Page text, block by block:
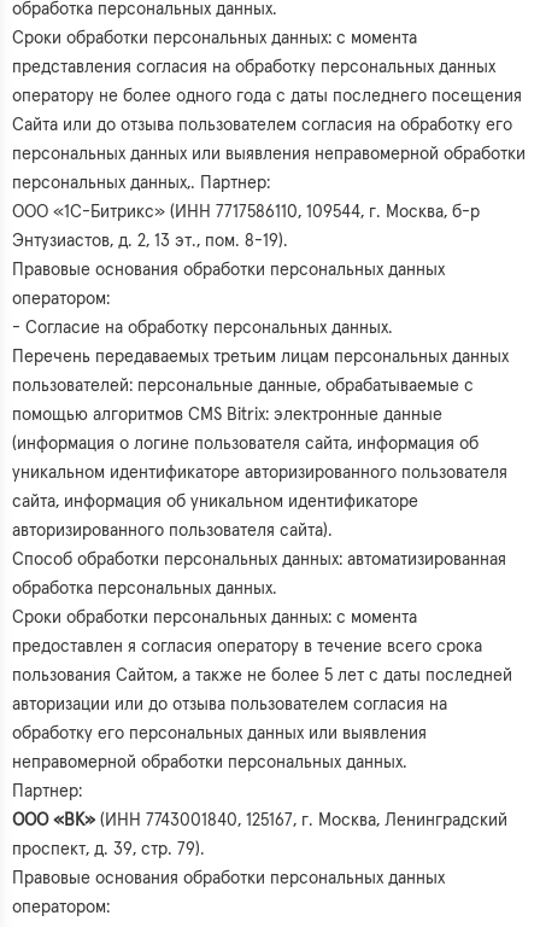
обработка персональных данных.
Сроки обработки персональных данных: с момента
представления согласия на обработку персональных данных
оператору не более одного года с даты последнего посещения
Сайта или до отзыва пользователем согласия на обработку его
персональных данных или выявления неправомерной обработки
персональных данных,. Партнер:
ООО «1С-Битрикс» (ИНН 7717586110, 109544, г. Москва, б-р
Энтузиастов, д. 2, 13 эт., пом. 8-19).
Правовые основания обработки персональных данных
оператором:
- Согласие на обработку персональных данных.
Перечень передаваемых третьим лицам персональных данных
пользователей: персональные данные, обрабатываемые с
помощью алгоритмов CMS Bitrix: электронные данные
(информация о логине пользователя сайта, информация об
уникальном идентификаторе авторизированного пользователя
сайта, информация об уникальном идентификаторе
авторизированного пользователя сайта).
Способ обработки персональных данных: автоматизированная
обработка персональных данных.
Сроки обработки персональных данных: с момента
предоставлен я согласия оператору в течение всего срока
пользования Сайтом, а также не более 5 лет с даты последней
авторизации или до отзыва пользователем согласия на
обработку его персональных данных или выявления
неправомерной обработки персональных данных.
Партнер:
ООО «ВК» (ИНН 7743001840, 125167, г. Москва, Ленинградский
проспект, д. 39, стр. 79).
Правовые основания обработки персональных данных
оператором: